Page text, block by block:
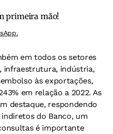
primeira mão!
em todos os setores
infraestrutura, indústria,
às exportações,
em relação a 2022. As
destaque, respondendo
do Banco, um
é importante